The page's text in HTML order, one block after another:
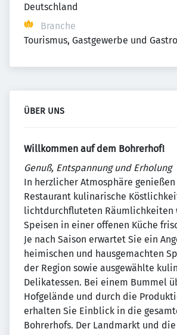
Deutschland
Branche
Tourismus, Gastgewerbe und
ÜBER UNS
Willkommen auf dem Bohrerhof!
Genuß, Entspannung und Erholung
In herzlicher Atmosphäre genießen
Restaurant kulinarische
lichtdurchfluteten Räumlichkeiten
Speisen in einer offenen Küche
Je nach Saison erwartet Sie ein
heimischen und hausgemachten
der Region sowie ausgewählte
Delikatessen. Bei einem Bummel
Hofgelände und durch die
erhalten Sie Einblick in die
Bohrerhofs. Der Landmarkt und